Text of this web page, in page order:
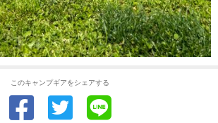
このキャンプギアをシェアする